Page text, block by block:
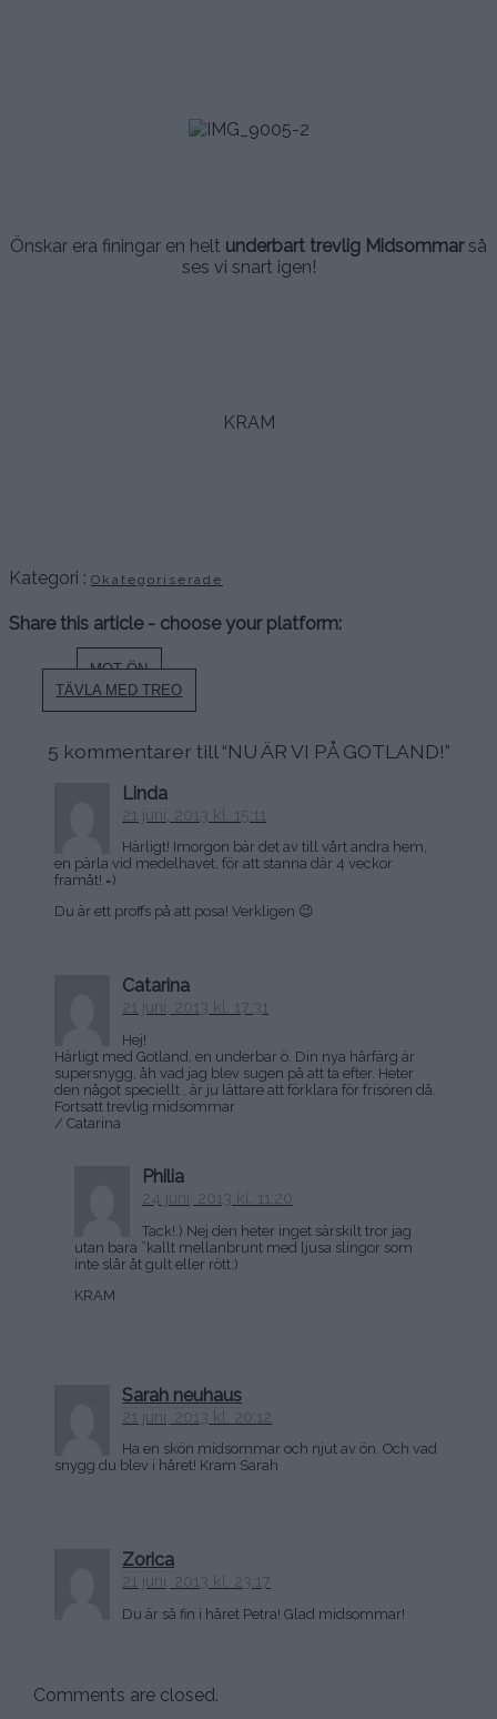
Önskar era finingar en helt underbart trevlig Midsommarså
ses vi snart igen!
KRAM
Kategori : Okategoriserade
Share this article - choose your platform:
Inläggsnavigering
MOT ÖN
TÄVLA MED TREO
5 kommentarer till “NU ÄR VI PÅ GOTLAND!”
Linda
21 juni, 2013 kl. 15:11
Härligt! Imorgon bär det av till vårt andra hem,
en pärla vid medelhavet, för att stanna där 4 veckor
framåt! =)
Du är ett proffs på att posa! Verkligen 😉
Catarina
21 juni, 2013 kl. 17:31
Hej!
Härligt med Gotland, en underbar ö. Din nya hårfärg är
supersnygg, åh vad jag blev sugen på att ta efter. Heter
den något speciellt , är ju lättare att förklara för frisören då.
Fortsatt trevlig midsommar
/ Catarina
Philia
24 juni, 2013 kl. 11:20
Tack!:) Nej den heter inget särskilt tror jag
utan bara ”kallt mellanbrunt med ljusa slingor som
inte slår åt gult eller rött:)
KRAM
Sarah neuhaus
21 juni, 2013 kl. 20:12
Ha en skön midsommar och njut av ön. Och vad
snygg du blev i håret! Kram Sarah
Zorica
21 juni, 2013 kl. 23:17
Du är så fin i håret Petra! Glad midsommar!
Comments are closed.